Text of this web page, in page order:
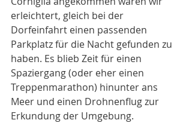
erleichtert, gleich bei der
Dorfeinfahrt einen passenden
Parkplatz für die Nacht gefunden zu
haben. Es blieb Zeit für einen
Spaziergang (oder eher einen
Treppenmarathon) hinunter ans
Meer und einen Drohnenflug zur
Erkundung der Umgebung.